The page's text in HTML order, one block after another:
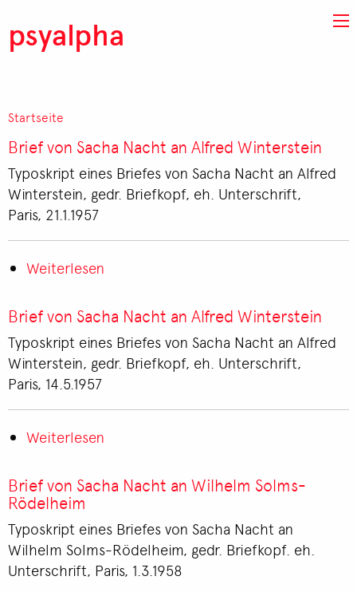
psyalpha
Pfadnavigation
Startseite
Brief von Sacha Nacht an Alfred Winterstein
Typoskript eines Briefes von Sacha Nacht an Alfred
Winterstein, gedr. Briefkopf, eh. Unterschrift,
Paris, 21.1.1957
Weiterlesen
von
Nacht
an
Winterstein
Brief von Sacha Nacht an Alfred Winterstein
Typoskript eines Briefes von Sacha Nacht an Alfred
Winterstein, gedr. Briefkopf, eh. Unterschrift,
Paris, 14.5.1957
Weiterlesen
von
Nacht
an
Alfred
Winterstein
Brief von Sacha Nacht an Wilhelm Solms-
Rödelheim
Typoskript eines Briefes von Sacha Nacht an
Wilhelm Solms-Rödelheim, gedr. Briefkopf. eh.
Unterschrift, Paris, 1.3.1958